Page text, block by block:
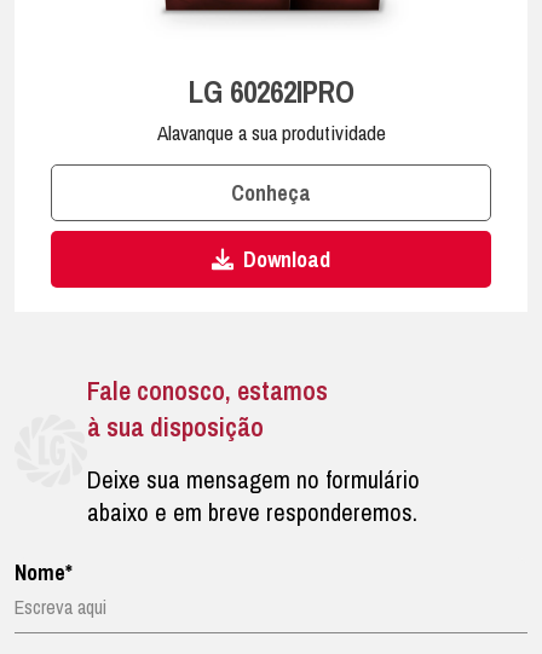
LG 60262IPRO
Alavanque a sua produtividade
Conheça
Download
Fale conosco, estamos
à sua disposição
Deixe sua mensagem no formulário
abaixo e em breve responderemos.
Nome*